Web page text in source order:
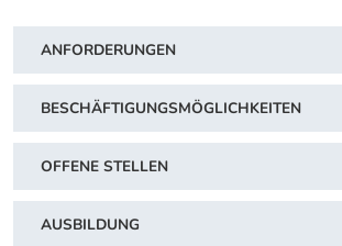
ANFORDERUNGEN
BESCHÄFTIGUNGSMÖGLICHKEITEN
OFFENE STELLEN
AUSBILDUNG